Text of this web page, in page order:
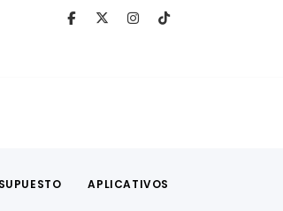
APLICATIVOS